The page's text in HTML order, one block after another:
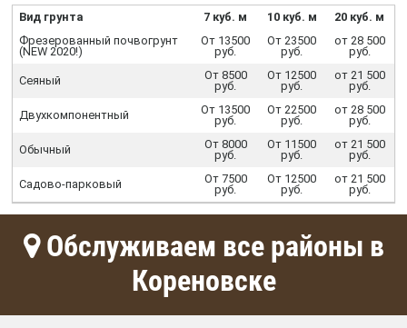
Вид грунта 7 куб. м 10 куб. м
20 куб. м
Фрезерованный почвогрунт
(NEW 2020!)
От 13500
руб.
От 23500
руб.
от 28 500
руб.
Сеяный
От 8500
руб.
От 12500
руб.
от 21 500
руб.
Двухкомпонентный
От 13500
руб.
От 22500
руб.
от 28 500
руб.
Обычный
От 8000
руб.
От 11500
руб.
от 21 500
руб.
Садово-парковый
От 7500
руб.
От 12500
руб.
от 21 500
руб.
Обслуживаем все районы в
Кореновске